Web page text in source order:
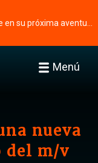
Menú
nueva
del m/v